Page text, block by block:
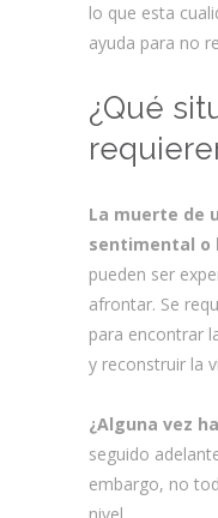
lo que esta
ayuda para no
¿Qué
La muerte de
sentimental o
pueden ser
afrontar. Se
para encontrar
y reconstruir la
¿Alguna vez
seguido
embargo, no